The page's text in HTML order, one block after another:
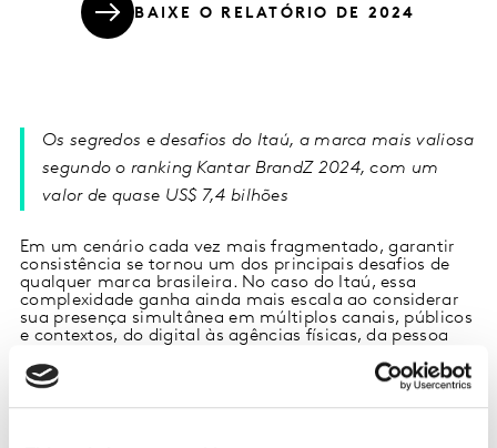
BAIXE O RELATÓRIO DE 2024
Os segredos e desafios do Itaú, a marca mais valiosa
segundo o ranking Kantar BrandZ 2024, com um
valor de quase US$ 7,4 bilhões
Em um cenário cada vez mais fragmentado, garantir
consistência se tornou um dos principais desafios de
qualquer marca brasileira. No caso do Itaú, essa
complexidade ganha ainda mais escala ao considerar
sua presença simultânea em múltiplos canais, públicos
e contextos, do digital às agências físicas, da pessoa
Em 2024, o Itaú chegou ao topo do ranking doKantar